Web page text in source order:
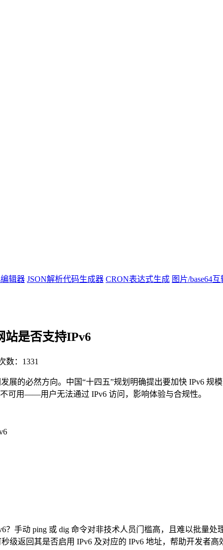
辑器 JSON解析代码生成器 CRON表达式生成 图片/base64互
站是否支持IPv6
数：1331
展的必然方向。中国“十四五”规划明确提出要加快 IPv6
可用——用户无法通过 IPv6 访问，影响体验与合规性。
手动 ping 或 dig 命令对非技术人员门槛高，且难以批量
级返回其是否启用 IPv6 及对应的 IPv6 地址，帮助开发者高